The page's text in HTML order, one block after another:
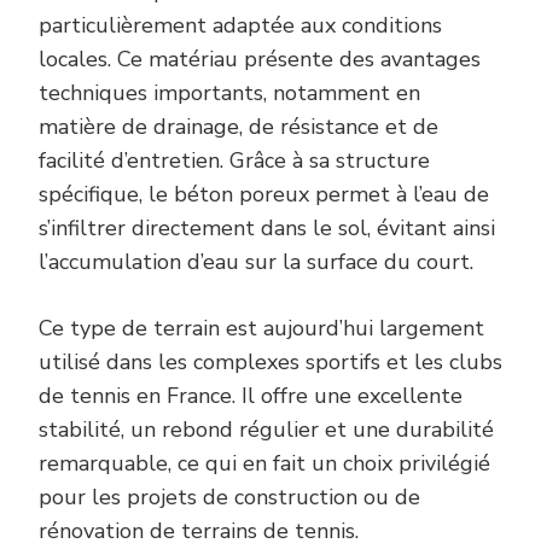
particulièrement adaptée aux conditions
locales. Ce matériau présente des avantages
techniques importants, notamment en
matière de drainage, de résistance et de
facilité d’entretien. Grâce à sa structure
spécifique, le béton poreux permet à l’eau de
s’infiltrer directement dans le sol, évitant ainsi
l’accumulation d’eau sur la surface du court.
Ce type de terrain est aujourd’hui largement
utilisé dans les complexes sportifs et les clubs
de tennis en France. Il offre une excellente
stabilité, un rebond régulier et une durabilité
remarquable, ce qui en fait un choix privilégié
pour les projets de construction ou de
rénovation de terrains de tennis.